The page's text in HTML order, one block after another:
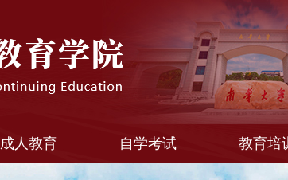
成人教育 自学考试 教育培